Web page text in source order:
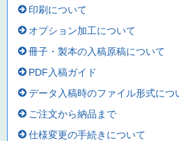
印刷について
オプション加工について
冊子・製本の入稿原稿について
PDF入稿ガイド
データ入稿時のファイル形式につ
ご注文から納品まで
仕様変更の手続きについて